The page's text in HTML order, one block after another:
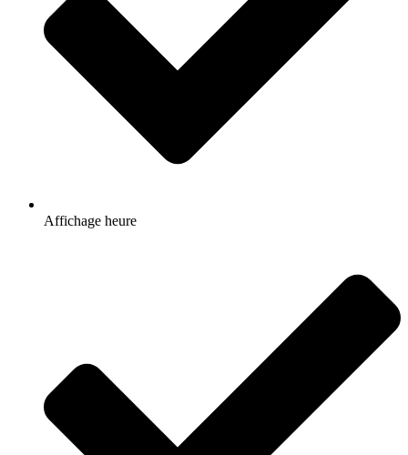
Affichage heure